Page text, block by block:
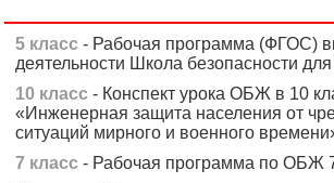
5 класс - Рабочая программа (ФГОС)
деятельности Школа безопасности для
10 класс - Конспект урока ОБЖ в 10
«Инженерная защита населения от
ситуаций мирного и военного
7 класс - Рабочая программа по ОБЖ